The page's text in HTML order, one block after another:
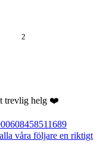
2
trevlig helg ❤️